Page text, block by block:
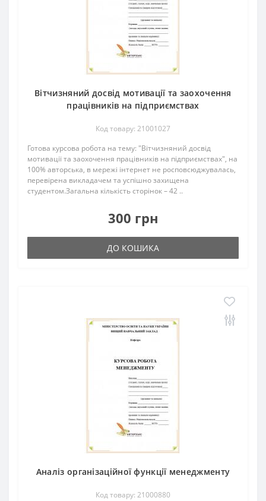
Вітчизняний досвід мотивації та заохочення
працівників на підприємствах
Код товару: 21001027
Готова курсова робота на тему: "Вітчизняний досвід
мотивації та заохочення працівників на підприємствах", на
100% авторська, в мережі інтернет не росповсюджувалась,
перевірена викладачем та успішно захищена
студентом.Загальна кількість сторінок – 42 ..
300 грн
ДО КОШИКА
Аналіз організаційної функції менеджменту
Код товару: 21000880